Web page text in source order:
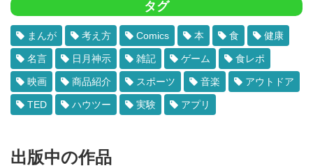
タグ
まんが 考え方 Comics 本 食 健康
名言 日月神示 雑記 ゲーム 食レポ
映画 商品紹介 スポーツ 音楽 アウトドア
TED ハウツー 実験 アプリ
出版中の作品